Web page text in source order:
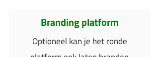
Branding platform
Optioneel kan je het ronde